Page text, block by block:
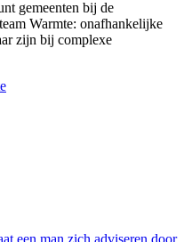
gemeenten bij de
Warmte: onafhankelijke
zijn bij complexe